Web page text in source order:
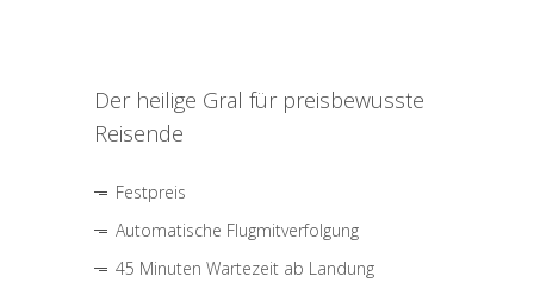
Der heilige Gral für preisbewusste
Reisende
Festpreis
Automatische Flugmitverfolgung
45 Minuten Wartezeit ab Landung